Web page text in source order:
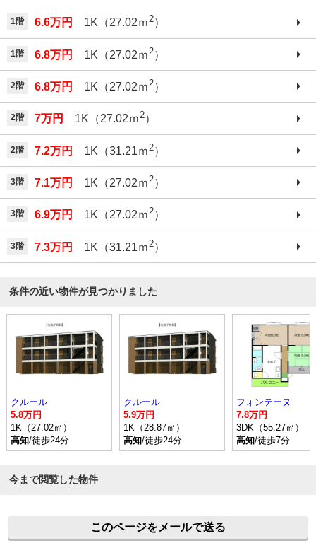
1階 6.6万円 1K（27.02ｍ2）
1階 6.8万円 1K（27.02ｍ 2）
2階 6.8万円 1K（27.02ｍ2）
2階 7万円 1K（27.02ｍ2）
2階 7.2万円 1K（31.21ｍ 2）
3階 7.1万円 1K（27.02ｍ2）
3階 6.9万円 1K（27.02ｍ2）
3階 7.3万円 1K（31.21ｍ 2）
条件の近い物件が見つかりました
クルール
5.8万円
1K（27.02㎡）
高知/徒歩24分
クルール
5.9万円
1K（28.87㎡）
高知/徒歩24分
フォンテーヌ
7.8万円
3DK（55.27㎡）
高知/徒歩7分
今まで閲覧した物件
このページをメールで送る